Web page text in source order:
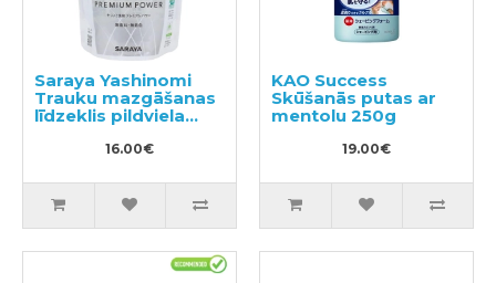
Saraya Yashinomi
Trauku mazgāšanas
līdzeklis pildviela
16.00€
KAO Success
Skūšanās putas ar
mentolu 250g
19.00€